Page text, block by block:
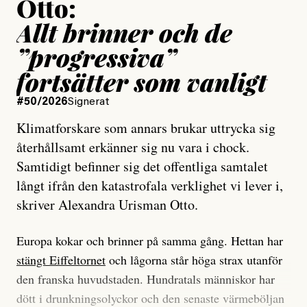
Otto:
Allt brinner och de
”progressiva”
fortsätter som vanligt
#50/2026Signerat
Klimatforskare som annars brukar uttrycka sig
återhållsamt erkänner sig nu vara i chock.
Samtidigt befinner sig det offentliga samtalet
långt ifrån den katastrofala verklighet vi lever i,
skriver Alexandra Urisman Otto.
Europa kokar och brinner på samma gång. Hettan har
stängt Eiffeltornet och lågorna står höga strax utanför
den franska huvudstaden. Hundratals människor har
dött i drunkningsolyckor och den senaste värmeböljan